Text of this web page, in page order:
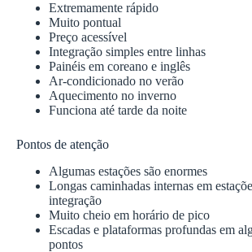
Extremamente rápido
Muito pontual
Preço acessível
Integração simples entre linhas
Painéis em coreano e inglês
Ar-condicionado no verão
Aquecimento no inverno
Funciona até tarde da noite
Pontos de atenção
Algumas estações são enormes
Longas caminhadas internas em
integração
Muito cheio em horário de pico
Escadas e plataformas profundas em
pontos